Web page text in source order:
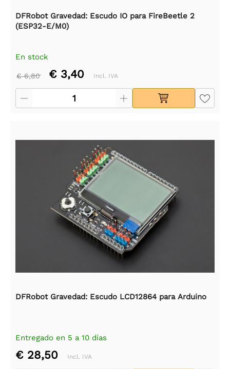
DFRobot Gravedad: Escudo IO para FireBeetle 2
(ESP32-E/M0)
En stock
€ 6,80 € 3,40 Incl. IVA
DFRobot Gravedad: Escudo LCD12864 para Arduino
Entregado en 5 a 10 días
€ 28,50 Incl. IVA